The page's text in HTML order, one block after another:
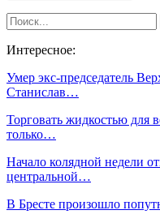
Интересное:
Умер экс-председатель
Станислав…
Торговать жидкостью для
только…
Начало колядной недели
центральной…
В Бресте произошло